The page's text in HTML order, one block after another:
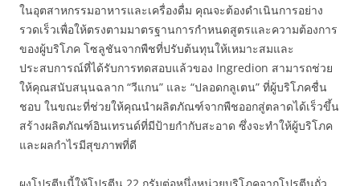
ในอุตสาหกรรมอาหารและเครื่องดื่ม คุณจะต้องดำเนินการอย่าง
รวดเร็วเพื่อให้ตรงตามมาตรฐานการกำหนดสูตรและความต้องการ
ของผู้บริโภค โซลูชันจากพืชที่ปรับต้นทุนให้เหมาะสมและ
ประสบการณ์ที่ได้รับการทดสอบแล้วของ Ingredion สามารถช่วย
ให้คุณสนับสนุนฉลาก “วีแกน” และ “ปลอดกลูเตน” ที่ผู้บริโภคชื่น
ชอบ ในขณะที่ช่วยให้คุณนำผลิตภัณฑ์จากพืชออกสู่ตลาดได้เร็วขึ้น
สร้างผลิตภัณฑ์อินเทรนด์ที่มีป้ายกำกับสะอาด ซึ่งจะทำให้ผู้บริโภค
และผลกำไรมีสุขภาพที่ดี